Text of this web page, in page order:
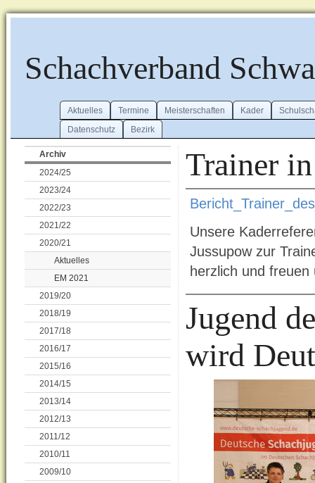
Schachverband
Aktuelles Termine Meisterschaften Kader
Datenschutz
Bezirk
Archiv
2024/25
2023/24
2022/23
2021/22
2020/21
Aktuelles
EM 2021
2019/20
2018/19
2017/18
2016/17
2015/16
2014/15
2013/14
2012/13
2011/12
2010/11
2009/10
Trainer
Unsere
Jussupow zur
herzlich und
Jugend
wird